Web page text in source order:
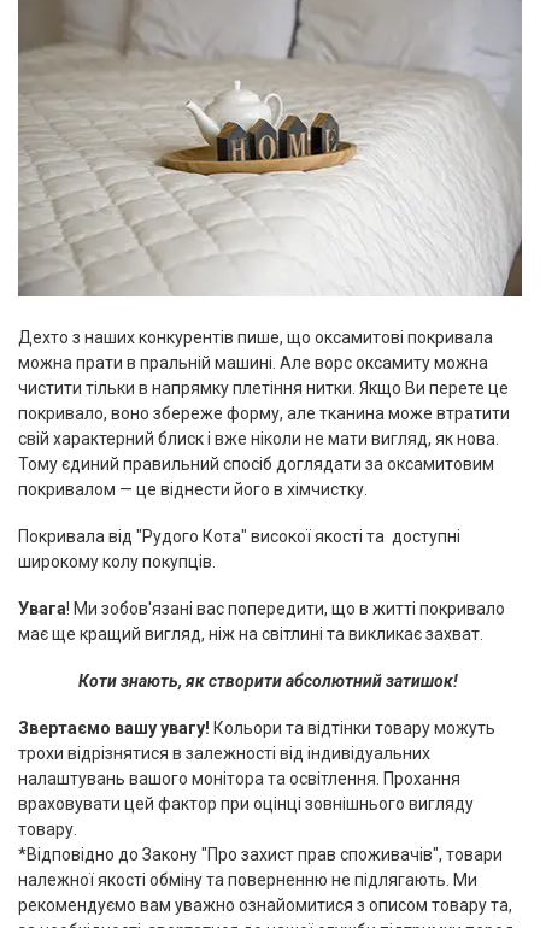
Дехто з наших конкурентів пише, що оксамитові покривала
можна прати в пральній машині. Але ворс оксамиту можна
чистити тільки в напрямку плетіння нитки. Якщо Ви перете це
покривало, воно збереже форму, але тканина може втратити
свій характерний блиск і вже ніколи не мати вигляд, як нова.
Тому єдиний правильний спосіб доглядати за оксамитовим
покривалом — це віднести його в хімчистку.
Покривала від "Рудого Кота" високої якості та доступні
широкому колу покупців.
Увага! Ми зобов'язані вас попередити, що в житті покривало
має ще кращий вигляд, ніж на світлині та викликає захват.
Коти знають, як створити абсолютний затишок!
Звертаємо вашу увагу! Кольори та відтінки товару можуть
трохи відрізнятися в залежності від індивідуальних
налаштувань вашого монітора та освітлення. Прохання
враховувати цей фактор при оцінці зовнішнього вигляду
товару.
*Відповідно до Закону "Про захист прав споживачів", товари
належної якості обміну та поверненню не підлягають. Ми
рекомендуємо вам уважно ознайомитися з описом товару та,